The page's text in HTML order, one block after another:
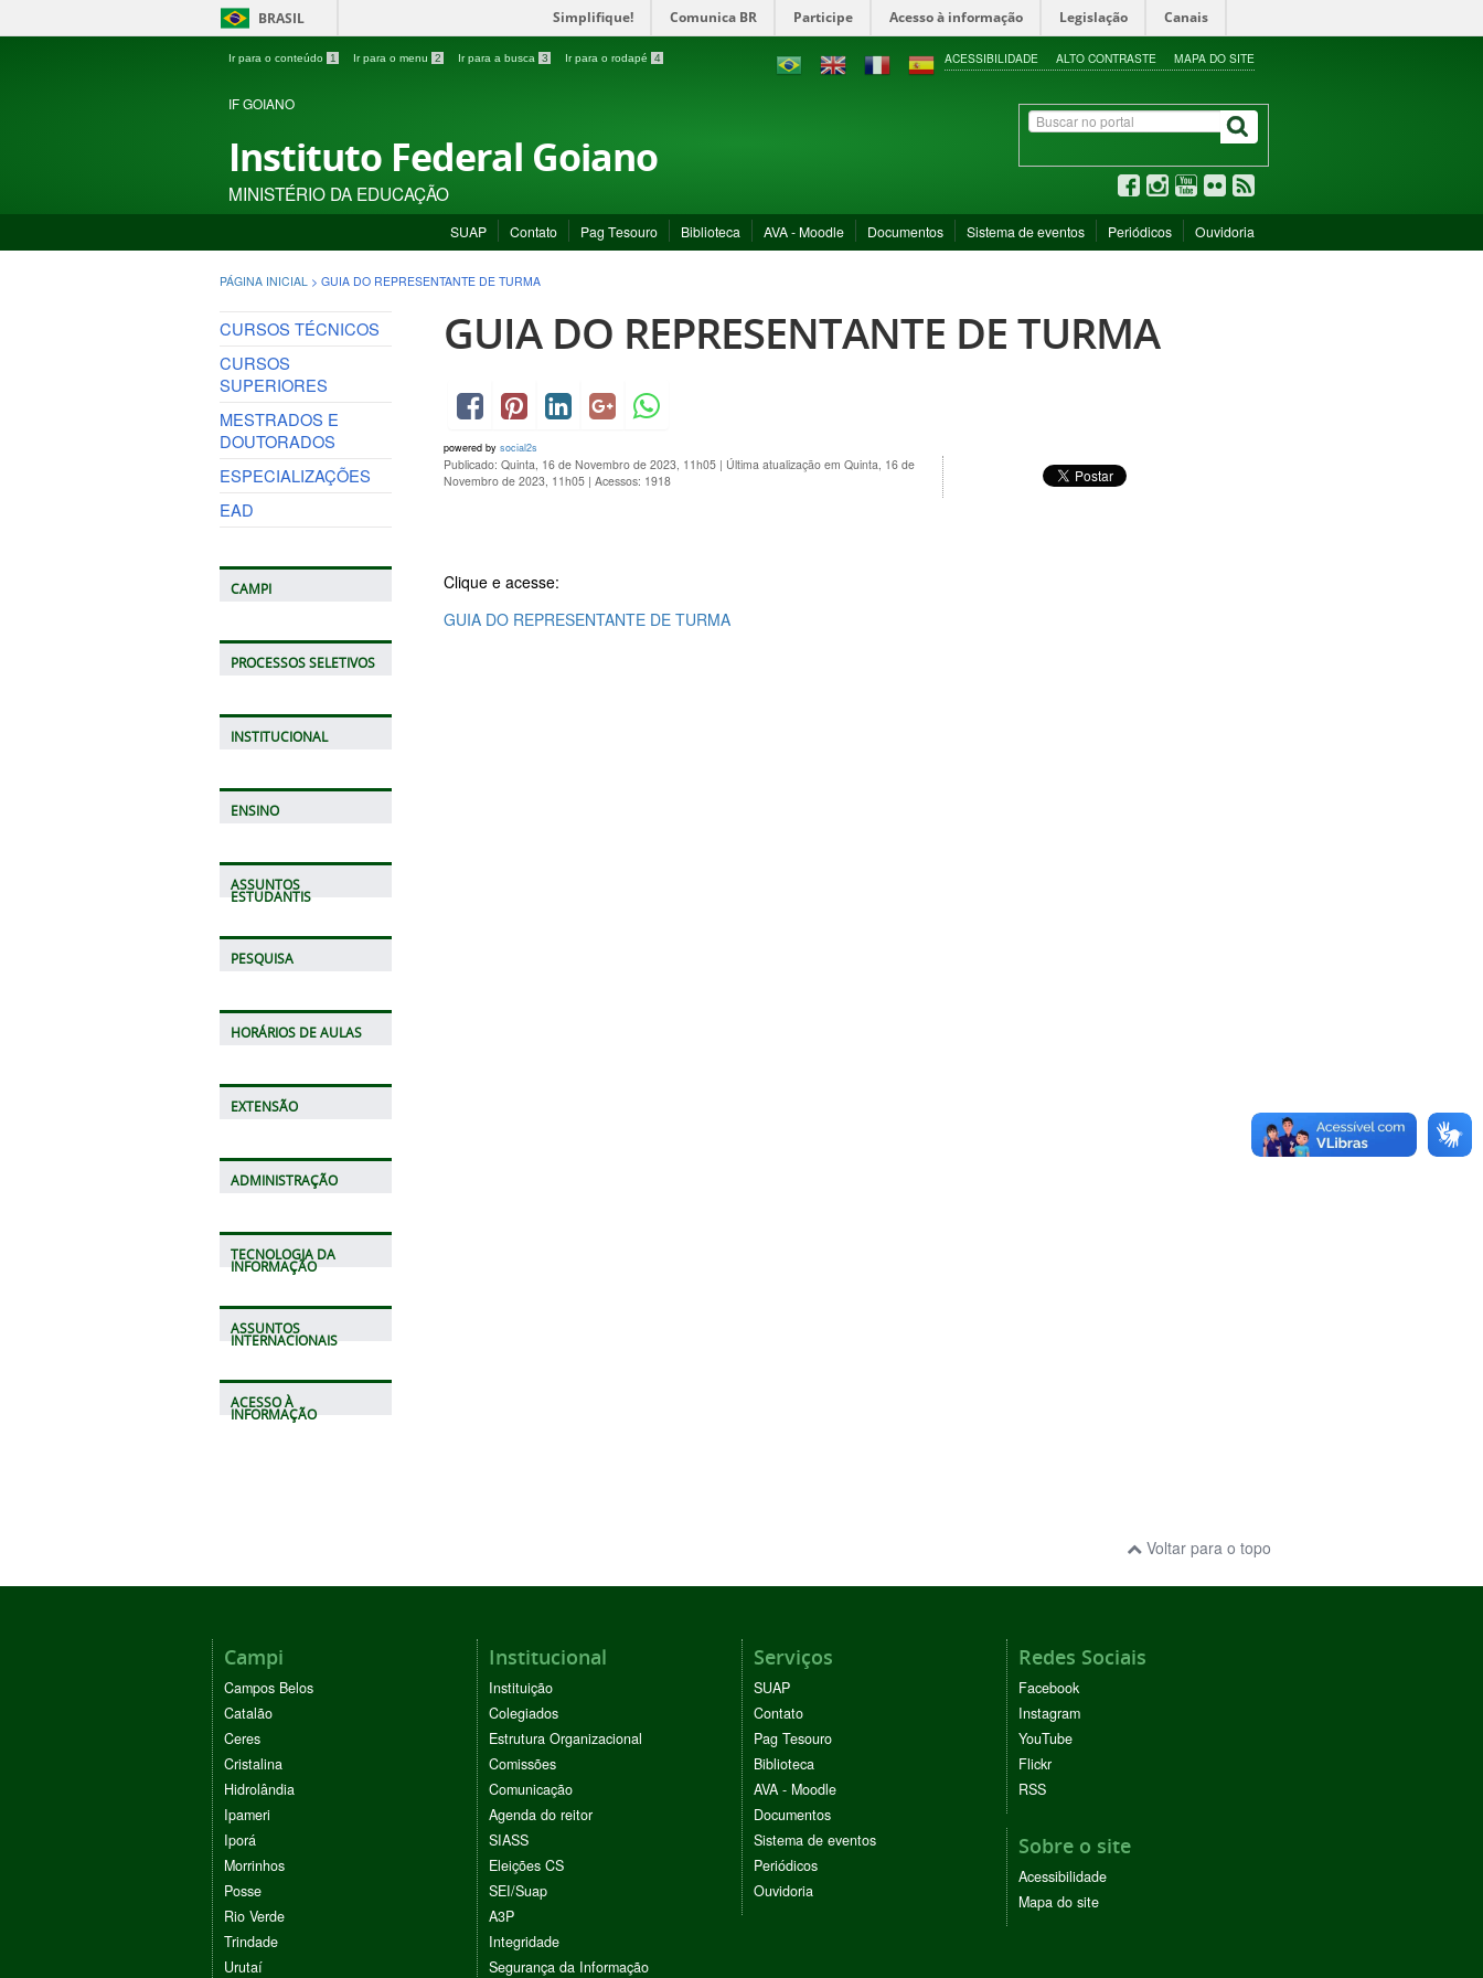
BRASIL Simplifique! Comunica BR Participe Acesso à informação Legislação Canais
Ir para o conteúdo 1 Ir para o menu 2 Ir para a busca 3 Ir para o rodapé 4 ACESSIBILIDADE ALTO CONTRASTE MAPA DO SITE
IF GOIANO
Instituto Federal Goiano
MINISTÉRIO DA EDUCAÇÃO
SUAP Contato Pag Tesouro Biblioteca AVA - Moodle Documentos Sistema de eventos Periódicos Ouvidoria
PÁGINA INICIAL > GUIA DO REPRESENTANTE DE TURMA
CURSOS TÉCNICOS
CURSOS
SUPERIORES
MESTRADOS E
DOUTORADOS
ESPECIALIZAÇÕES
EAD
CAMPI
PROCESSOS SELETIVOS
INSTITUCIONAL
ENSINO
ASSUNTOS
ESTUDANTIS
PESQUISA
HORÁRIOS DE AULAS
EXTENSÃO
ADMINISTRAÇÃO
TECNOLOGIA DA
INFORMAÇÃO
ASSUNTOS
INTERNACIONAIS
ACESSO À
INFORMAÇÃO
GUIA DO REPRESENTANTE DE TURMA
powered by social2s
Publicado: Quinta, 16 de Novembro de 2023, 11h05 | Última atualização em Quinta, 16 de
Novembro de 2023, 11h05 | Acessos: 1918
Clique e acesse:
GUIA DO REPRESENTANTE DE TURMA
Voltar para o topo
Campi
Campos Belos
Catalão
Ceres
Cristalina
Hidrolândia
Ipameri
Iporá
Morrinhos
Posse
Rio Verde
Trindade
Urutaí
Institucional
Instituição
Colegiados
Estrutura Organizacional
Comissões
Comunicação
Agenda do reitor
SIASS
Eleições CS
SEI/Suap
A3P
Integridade
Segurança da Informação
Serviços
SUAP
Contato
Pag Tesouro
Biblioteca
AVA - Moodle
Documentos
Sistema de eventos
Periódicos
Ouvidoria
Redes Sociais
Facebook
Instagram
YouTube
Flickr
RSS
Sobre o site
Acessibilidade
Mapa do site